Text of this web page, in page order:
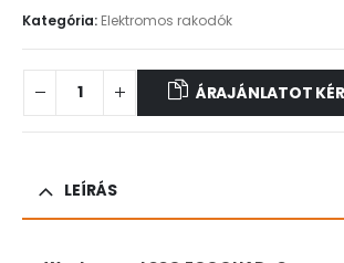
Kategória: Elektromos rakodók
ÁRAJÁNLATOT
LEÍRÁS